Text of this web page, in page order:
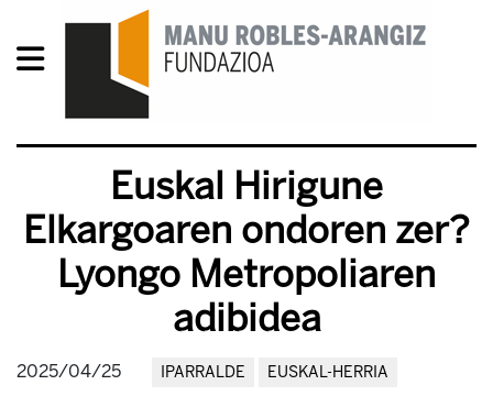
Euskal Hirigune
Elkargoaren ondoren zer?
Lyongo Metropoliaren
adibidea
2025/04/25 IPARRALDE EUSKAL-HERRIA